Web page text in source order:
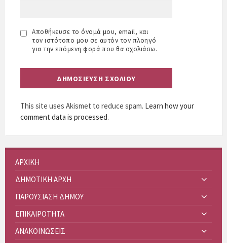
Αποθήκευσε το όνομά μου, email, και
τον ιστότοπο μου σε αυτόν τον πλοηγό
για την επόμενη φορά που θα σχολιάσω.
This site uses Akismet to reduce spam. Learn how your
comment data is processed.
ΑΡΧΙΚΗ
ΔΗΜΟΤΙΚΗ ΑΡΧΗ
ΠΑΡΟΥΣΙΑΣΗ ΔΗΜΟΥ
ΕΠΙΚΑΙΡΟΤΗΤΑ
ΑΝΑΚΟΙΝΩΣΕΙΣ